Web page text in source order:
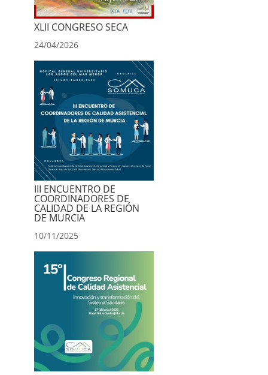
XLII CONGRESO SECA
24/04/2026
III ENCUENTRO DE
COORDINADORES DE
CALIDAD DE LA REGIÓN
DE MURCIA
10/11/2025